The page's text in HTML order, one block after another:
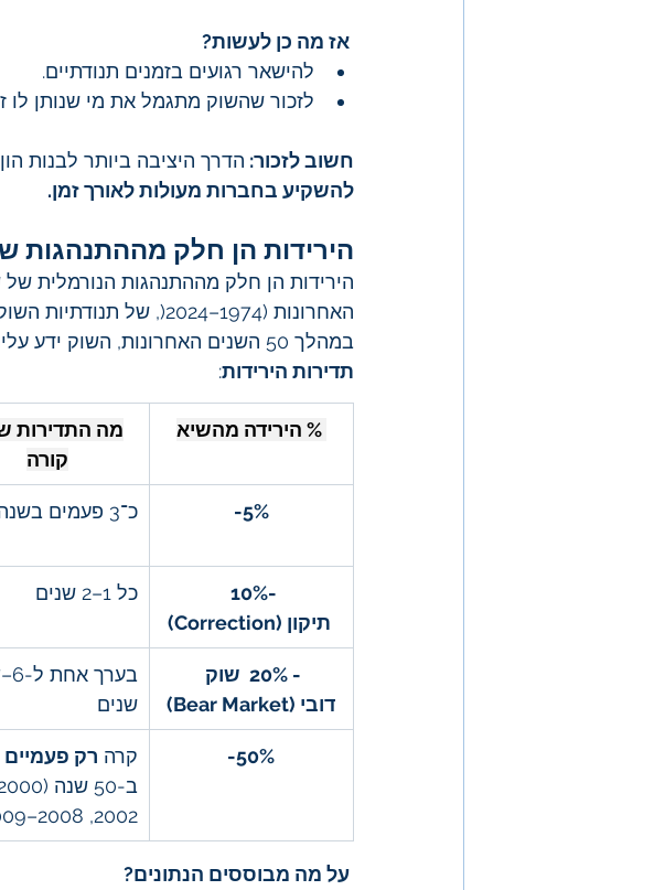
אז מה כן לעשות?
להישאר רגועים בזמנים תנודתיים.
לזכור שהשוק מתגמל את מי שנותן לו
חשוב לזכור: הדרך היציבה ביותר לבנות
להשקיע בחברות מעולות לאורך זמן.
הירידות הן חלק מההתנהגות
האחרונות (1974–2024(, של תנודתיות השוק  (S&P 500).
במהלך 50 השנים האחרונות, השוק ידע עליות תלולות אך גם ירידות חדות. הנה
תדירות הירידות:
% הירידה מהשיא
מה התדירות
קורה
-5% כ־3 פעמים בשנה
תיקון (Correction)
כל 1–2 שנים
- 20%  שוק
דובי (Bear Market)
שנים
-50% קרה רק פעמיים
2002, 2008–2009)
על מה מבוססים הנתונים?